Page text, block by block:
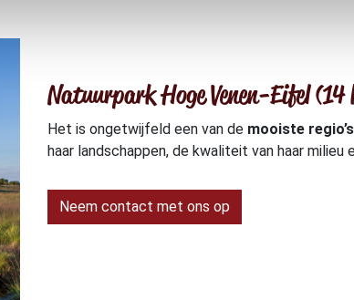
Natuurpark Hoge Venen-Eifel
Het is ongetwijfeld een van de mooiste
haar landschappen, de kwaliteit van haar milieu
Neem contact met ons op